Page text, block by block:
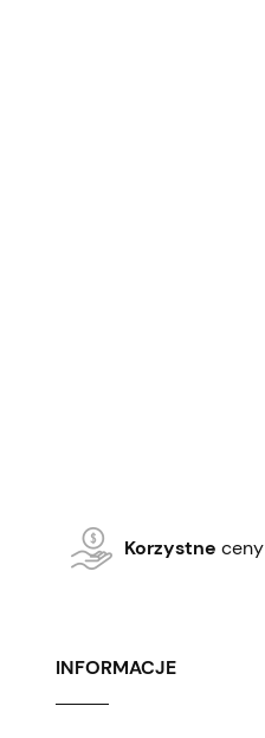
Korzystne ceny
INFORMACJE